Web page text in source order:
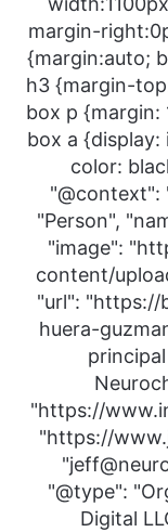
margin-
{margin:auto;
h3 {margin-
box p
box a
color:
"@context":
"Person",
"image":
content/
"url": "https://
huera-
"https://
"https://
"@type":
Digital